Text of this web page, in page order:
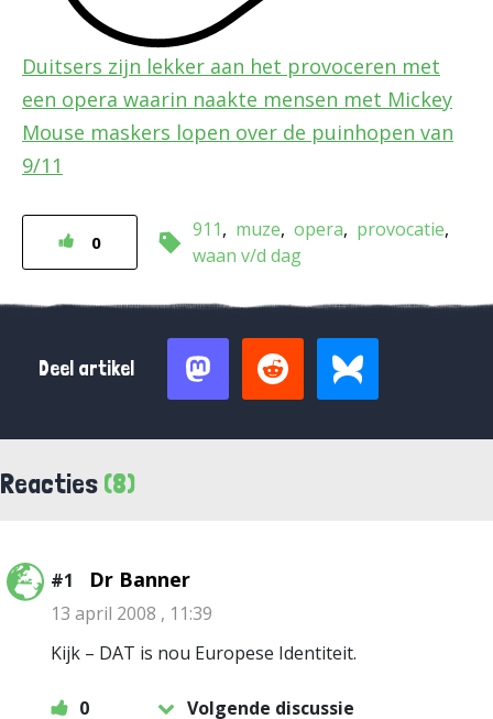
Duitsers zijn lekker aan het provoceren met
een opera waarin naakte mensen met Mickey
Mouse maskers lopen over de puinhopen van
9/11
0
911 muze opera
provocatie
waan v/d dag
Deel artikel
Reacties (8)
#1 Dr Banner
13 april 2008 , 11:39
Kijk – DAT is nou Europese Identiteit.
0 Volgende discussie